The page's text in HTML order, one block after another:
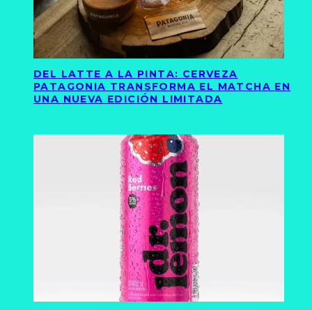
DEL LATTE A LA PINTA: CERVEZA
PATAGONIA TRANSFORMA EL MATCHA EN
UNA NUEVA EDICIÓN LIMITADA